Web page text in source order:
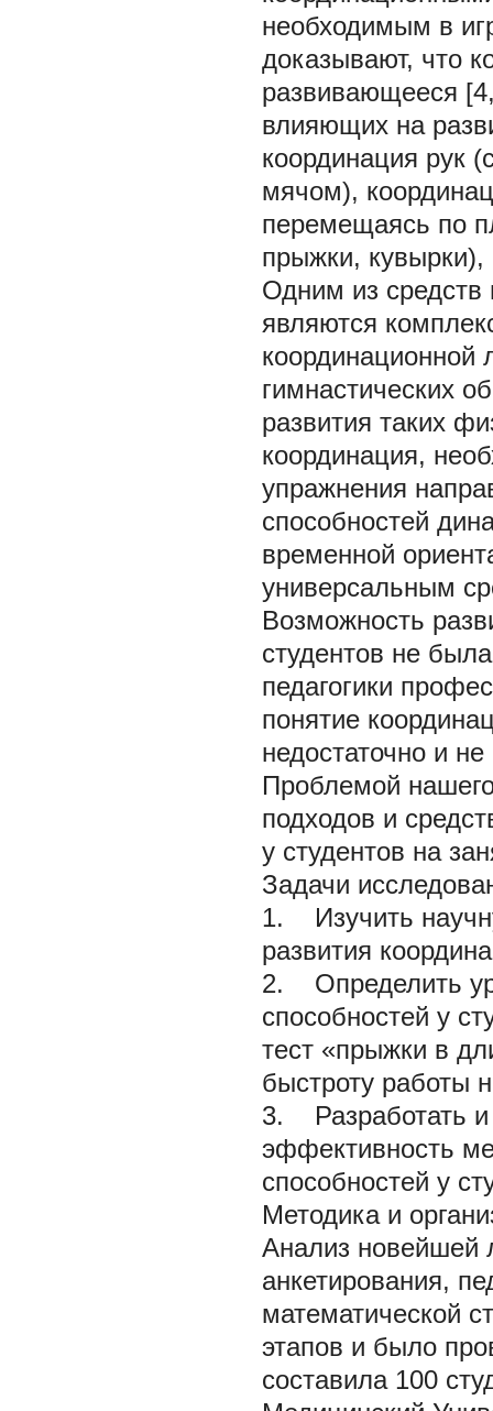
необходимым в
доказывают, что
развивающееся
влияющих на
координация рук
мячом),
перемещаясь по
прыжки, кувырки),
Одним из средств
являются
координационной
гимнастических
развития таких
координация,
упражнения
способностей
временной
универсальным
Возможность
студентов не
педагогики
понятие
недостаточно и
Проблемой
подходов и
у студентов на
Задачи
1. Изучить
развития
2. Определить
способностей у
тест «прыжки в
быстроту работы
3. Разработать и
эффективность
способностей у
Методика и
Анализ новейшей
анкетирования,
математической
этапов и было
составила 100